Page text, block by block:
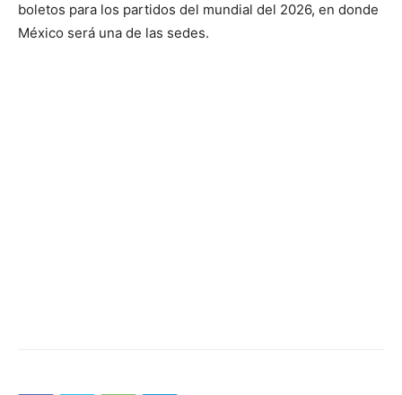
boletos para los partidos del mundial del 2026, en donde
México será una de las sedes.